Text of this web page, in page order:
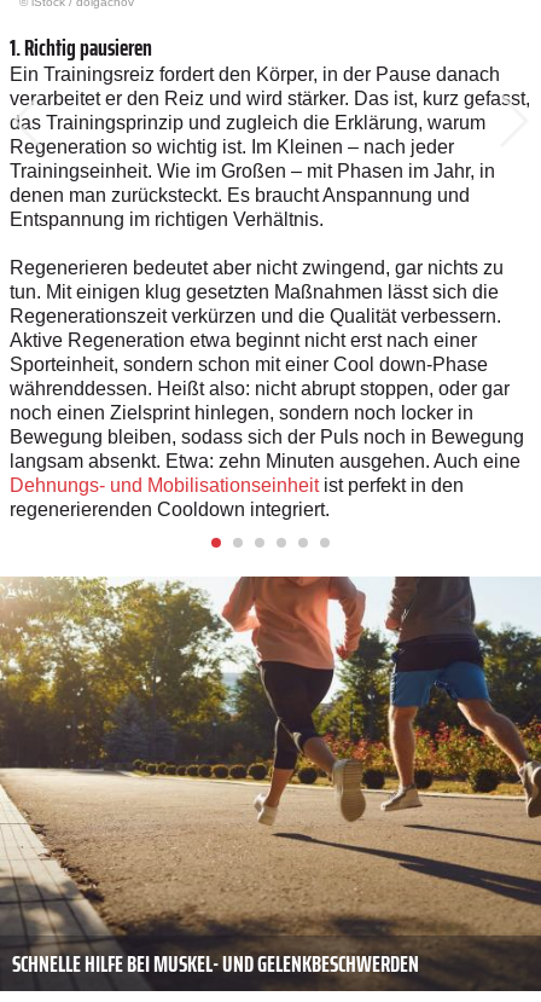
1. Richtig pausieren
Ein Trainingsreiz fordert den Körper, in der Pause danach
verarbeitet er den Reiz und wird stärker. Das ist, kurz gefasst,
das Trainingsprinzip und zugleich die Erklärung, warum
Regeneration so wichtig ist. Im Kleinen – nach jeder
Trainingseinheit. Wie im Großen – mit Phasen im Jahr, in
denen man zurücksteckt. Es braucht Anspannung und
Entspannung im richtigen Verhältnis.
Regenerieren bedeutet aber nicht zwingend, gar nichts zu
tun. Mit einigen klug gesetzten Maßnahmen lässt sich die
Regenerationszeit verkürzen und die Qualität verbessern.
Aktive Regeneration etwa beginnt nicht erst nach einer
Sport­einheit, sondern schon mit einer Cool down-Phase
währenddessen. Heißt also: nicht abrupt stoppen, oder gar
noch einen Zielsprint hinlegen, sondern noch locker in
Bewegung bleiben, sodass sich der Puls noch in Bewegung
langsam absenkt. Etwa: zehn Minuten ausgehen. Auch eine
Dehnungs- und Mobilisationseinheitist perfekt in den
regenerierenden Cooldown integriert.
SCHNELLE HILFE BEI MUSKEL- UND GELENKBESCHWERDEN